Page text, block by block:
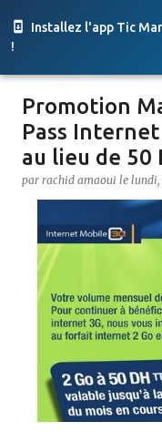
Installez l'app Tic
!
Promotion
Pass
au lieu de 50
par rachid amaoui le lundi,